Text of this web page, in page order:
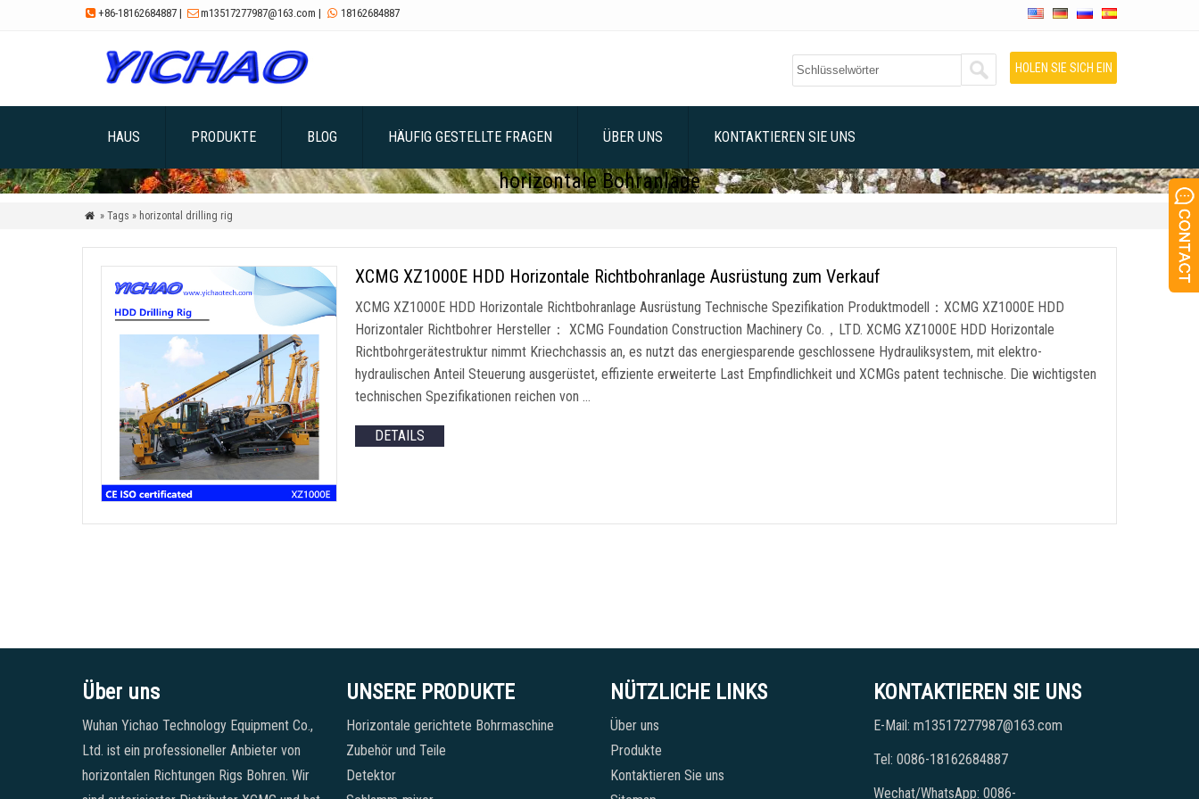
 +86-18162684887 | m13517277987@163.com |  18162684887
HOLEN SIE SICH EIN
HAUS PRODUKTE BLOG HÄUFIG GESTELLTE FRAGEN ÜBER UNS KONTAKTIEREN SIE UNS
horizontale Bohranlage
 » Tags » horizontal drilling rig
XCMG XZ1000E HDD Horizontale Richtbohranlage Ausrüstung zum Verkauf
XCMG XZ1000E HDD Horizontale Richtbohranlage Ausrüstung Technische Spezifikation Produktmodell：XCMG XZ1000E HDD
Horizontaler Richtbohrer Hersteller： XCMG Foundation Construction Machinery Co.，LTD. XCMG XZ1000E HDD Horizontale
Richtbohrgerätestruktur nimmt Kriechchassis an, es nutzt das energiesparende geschlossene Hydrauliksystem, mit elektro-
hydraulischen Anteil Steuerung ausgerüstet, effiziente erweiterte Last Empfindlichkeit und XCMGs patent technische. Die wichtigsten
technischen Spezifikationen reichen von …
DETAILS
Über uns
Wuhan Yichao Technology Equipment Co.,
Ltd. ist ein professioneller Anbieter von
horizontalen Richtungen Rigs Bohren. Wir
UNSERE PRODUKTE
Horizontale gerichtete Bohrmaschine
Zubehör und Teile
Detektor
NÜTZLICHE LINKS
Über uns
Produkte
Kontaktieren Sie uns
KONTAKTIEREN SIE UNS
E-Mail: m13517277987@163.com
Tel: 0086-18162684887
Wechat/WhatsApp: 0086-